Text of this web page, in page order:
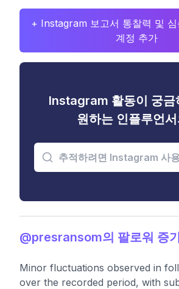
+ Instagram 보고서 통찰력 및
계정 추가
Instagram 활동이 궁금
원하는 인플루언
@presransom의 팔로워 증
Minor fluctuations observed in
over the recorded period, with